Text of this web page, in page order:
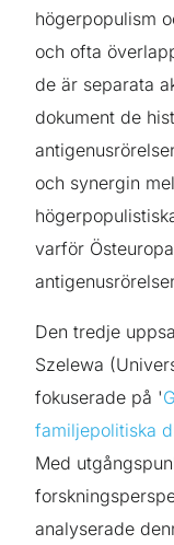
högerpopulism
och ofta
de är separata
dokument de
och synergin
varför
Den tredje
Szelewa
fokuserade på '
familjepolitiska
Med
analyserade